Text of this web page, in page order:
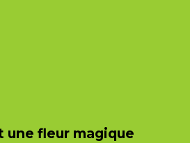
une fleur magique